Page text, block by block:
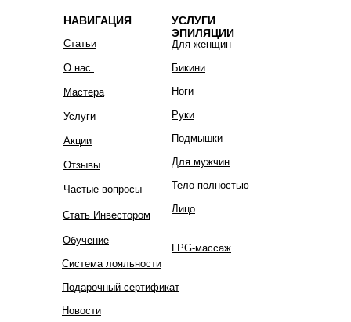
О нас
Статьи
Мастера
Услуги
Акции
Отзывы
Частые вопросы
НАВИГАЦИЯ
УСЛУГИ
ЭПИЛЯЦИИ
Для женщин
Для мужчин
Лицо
LPG-массаж
Тело полностью
Система лояльности
Подарочный сертификат
Новости
Стать Инвестором
Бикини
Ноги
Руки
Подмышки
Обучение